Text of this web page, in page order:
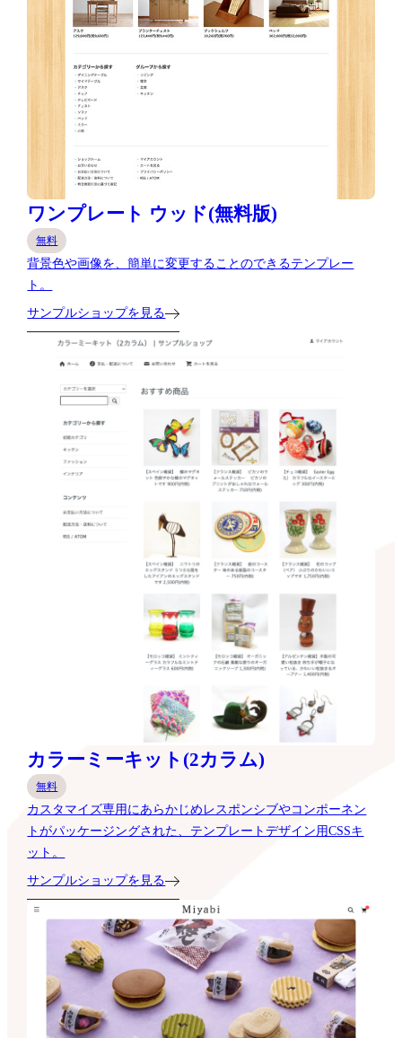
ワンプレート ウッド(無料版)
無料
背景色や画像を、簡単に変更することのできるテンプレー
ト。
サンプルショップを見る
カラーミーキット(2カラム)
無料
カスタマイズ専用にあらかじめレスポンシブやコンポーネン
トがパッケージングされた、テンプレートデザイン用CSSキ
ット。
サンプルショップを見る